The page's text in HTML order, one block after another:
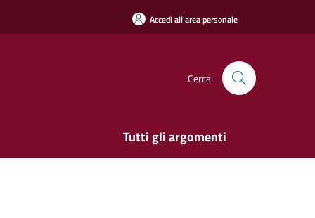
Accedi all'area personale
Cerca
Tutti gli argomenti